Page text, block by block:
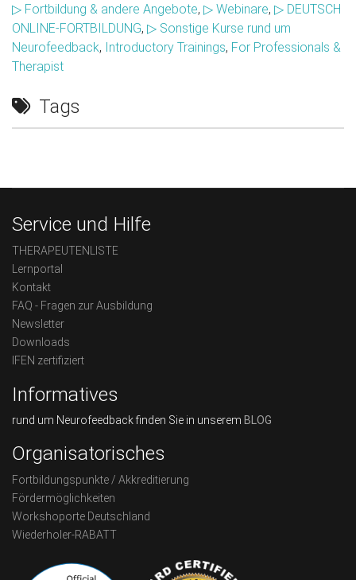
▷ Fortbildung & andere Angebote, ▷ Webinare, ▷ DEUTSCH
ONLINE-FORTBILDUNG, ▷ Sonstige Kurse rund um
Neurofeedback, Introductory Trainings, For Professionals &
Therapist
Tags
Service und Hilfe
THERAPEUTENLISTE
Lernportal
Kontakt
FAQ - Fragen zur Ausbildung
Newsletter
Downloads
IFEN zertifiziert
Informatives
rund um Neurofeedback finden Sie in unserem BLOG
Organisatorisches
Fortbildungspunkte / Akkreditierung
Fördermöglichkeiten
Workshoporte Deutschland
Wiederholer-RABATT